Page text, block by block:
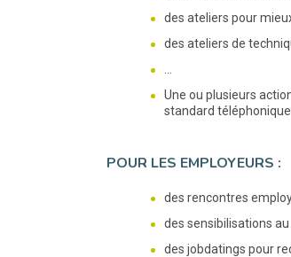
des ateliers pour
des ateliers de
Une ou plusieurs
standard téléphonique
POUR LES EMPLOYEURS :
des rencontres
des sensibilisations
des jobdatings pour